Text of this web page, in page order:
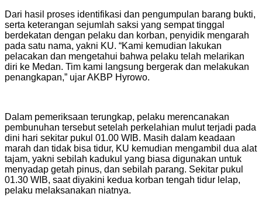
Dari hasil proses identifikasi dan pengumpulan barang bukti,
serta keterangan sejumlah saksi yang sempat tinggal
berdekatan dengan pelaku dan korban, penyidik mengarah
pada satu nama, yakni KU. “Kami kemudian lakukan
pelacakan dan mengetahui bahwa pelaku telah melarikan
diri ke Medan. Tim kami langsung bergerak dan melakukan
penangkapan,” ujar AKBP Hyrowo.
Dalam pemeriksaan terungkap, pelaku merencanakan
pembunuhan tersebut setelah perkelahian mulut terjadi pada
dini hari sekitar pukul 01.00 WIB. Masih dalam keadaan
marah dan tidak bisa tidur, KU kemudian mengambil dua alat
tajam, yakni sebilah kadukul yang biasa digunakan untuk
menyadap getah pinus, dan sebilah parang. Sekitar pukul
01.30 WIB, saat diyakini kedua korban tengah tidur lelap,
pelaku melaksanakan niatnya.